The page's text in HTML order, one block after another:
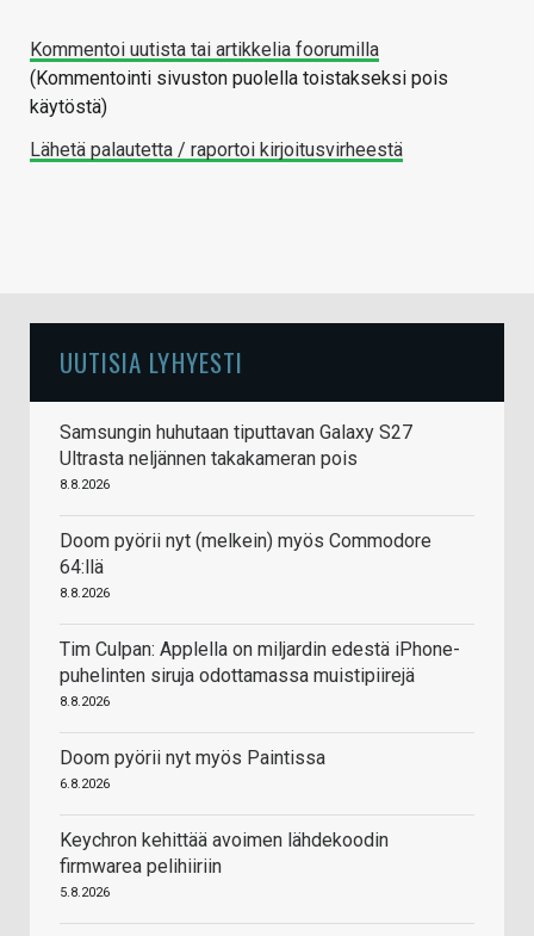
Kommentoi uutista tai artikkelia foorumilla
(Kommentointi sivuston puolella toistakseksi pois
käytöstä)
Lähetä palautetta / raportoi kirjoitusvirheestä
UUTISIA LYHYESTI
Samsungin huhutaan tiputtavan Galaxy S27
Ultrasta neljännen takakameran pois
8.8.2026
Doom pyörii nyt (melkein) myös Commodore
64:llä
8.8.2026
Tim Culpan: Applella on miljardin edestä iPhone-
puhelinten siruja odottamassa muistipiirejä
8.8.2026
Doom pyörii nyt myös Paintissa
6.8.2026
Keychron kehittää avoimen lähdekoodin
firmwarea pelihiiriin
5.8.2026